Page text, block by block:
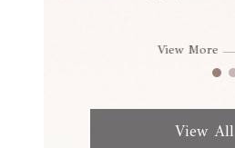
View More
View All